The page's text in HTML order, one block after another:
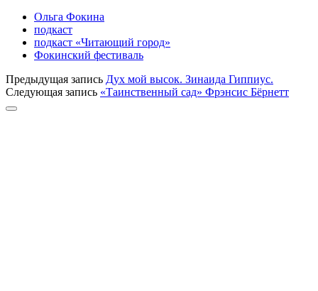
Ольга Фокина
подкаст
подкаст «Читающий город»
Фокинский фестиваль
Предыдущая запись Дух мой высок. Зинаида Гиппиус.
Следующая запись «Таинственный сад» Фрэнсис Бёрнетт
Прокрутка